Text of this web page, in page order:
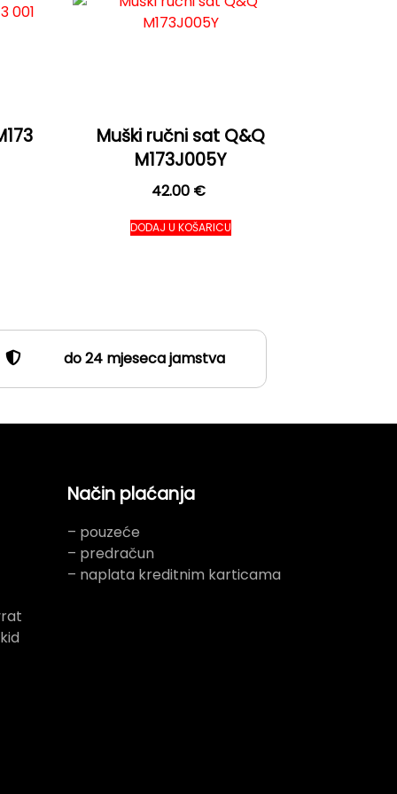
Muški ručni sat Q&Q
M173J005Y
42.00 €
DODAJ U KOŠARICU
do 24 mjeseca jamstva
Način plaćanja
– pouzeće
– predračun
– naplata kreditnim karticama